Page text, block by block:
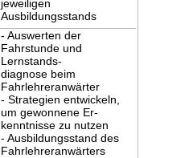
jeweiligen
Ausbildungsstands
- Auswerten der
Fahrstunde und
Lernstands-
diagnose beim
Fahrlehreranwärter
- Strategien entwickeln,
um gewonnene Er-
kenntnisse zu nutzen
- Ausbildungsstand des
Fahrlehreranwärters